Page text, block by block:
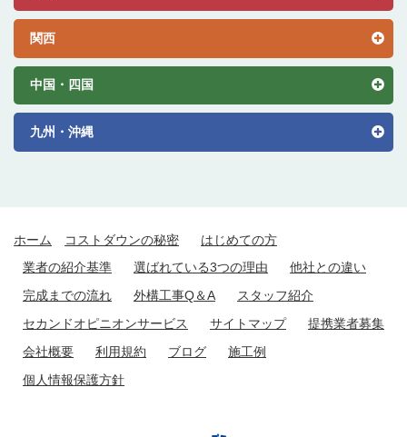
関西
中国・四国
九州・沖縄
ホーム コストダウンの秘密
はじめての方
業者の紹介基準
選ばれている3つの理由
他社との違い
完成までの流れ
外構工事Q＆A
スタッフ紹介
セカンドオピニオンサービス
サイトマップ
提携業者募集
会社概要
利用規約 ブログ
施工例
個人情報保護方針